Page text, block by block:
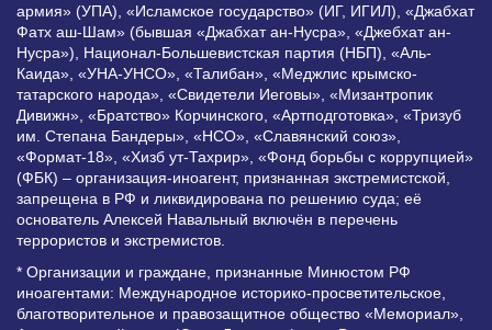
армия» (УПА), «Исламское государство» (ИГ, ИГИЛ), «Джабхат
Фатх аш-Шам» (бывшая «Джабхат ан-Нусра», «Джебхат ан-
Нусра»), Национал-Большевистская партия (НБП), «Аль-
Каида», «УНА-УНСО», «Талибан», «Меджлис крымско-
татарского народа», «Свидетели Иеговы», «Мизантропик
Дивижн», «Братство» Корчинского, «Артподготовка», «Тризуб
им. Степана Бандеры», «НСО», «Славянский союз»,
«Формат-18», «Хизб ут-Тахрир», «Фонд борьбы с коррупцией»
(ФБК) – организация-иноагент, признанная экстремистской,
запрещена в РФ и ликвидирована по решению суда; её
основатель Алексей Навальный включён в перечень
террористов и экстремистов.
* Организации и граждане, признанные Минюстом РФ
иноагентами: Международное историко-просветительское,
благотворительное и правозащитное общество «Мемориал»,